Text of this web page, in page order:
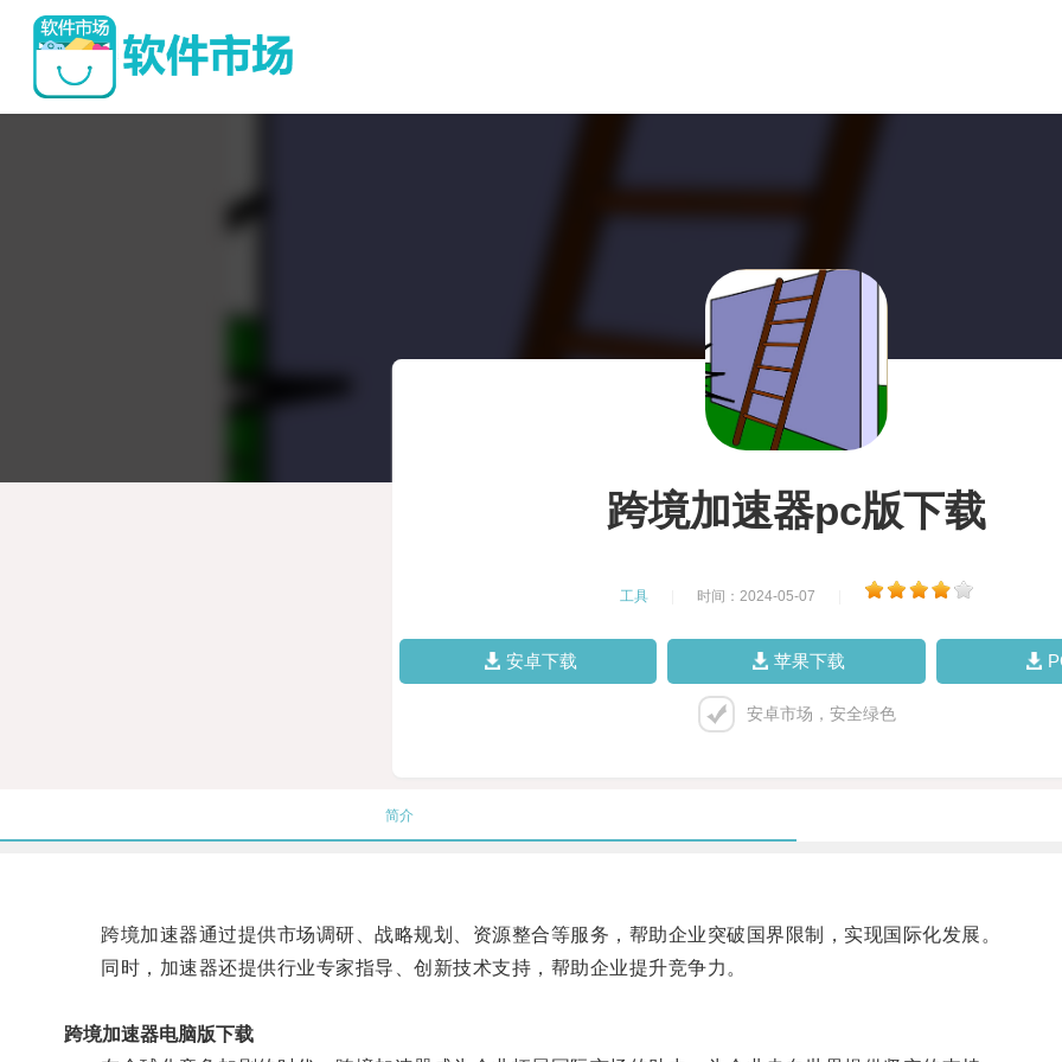
跨境加速器pc版下载
工具 时间：2024-05-07
安卓下载 苹果下载
安卓市场，安全绿色
简介
跨境加速器通过提供市场调研、战略规划、资源整合等服务，帮助企业突破国界限制，实现国际化发展。
同时，加速器还提供行业专家指导、创新技术支持，帮助企业提升竞争力。
跨境加速器电脑版下载